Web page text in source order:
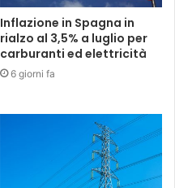
Inflazione in Spagna in
rialzo al 3,5% a luglio per
carburanti ed elettricità
6 giorni fa